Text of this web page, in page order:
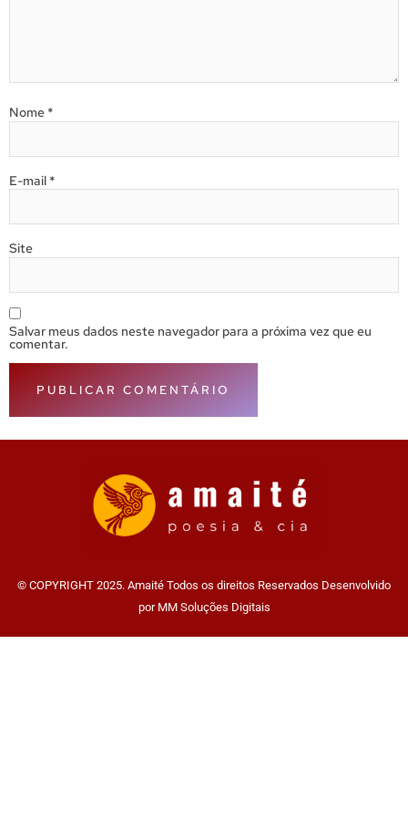
Nome *
E-mail *
Site
Salvar meus dados neste navegador para a próxima vez que eu
comentar.
© COPYRIGHT 2025. Amaité Todos os direitos Reservados Desenvolvido
por MM Soluções Digitais